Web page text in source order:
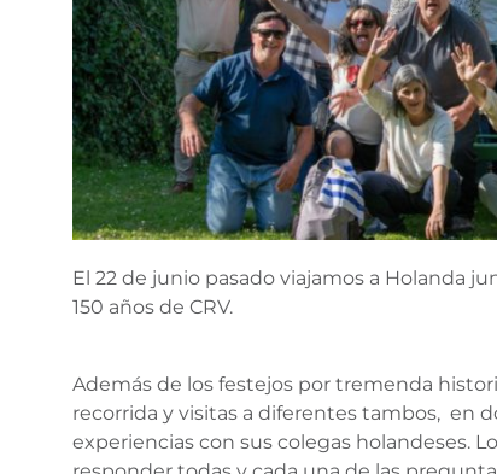
El 22 de junio pasado viajamos a Holanda
150 años de CRV.
Además de los festejos por tremenda
recorrida y visitas a diferentes tambos, en
experiencias con sus colegas holandeses.